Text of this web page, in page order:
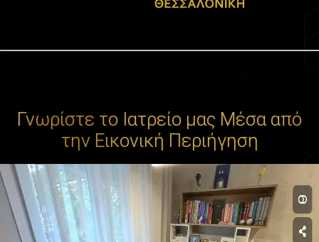
Γνωρίστε το Ιατρείο μας Μέσα από
την Εικονική Περιήγηση